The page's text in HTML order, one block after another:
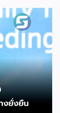
วังเป็นทาง
ตัว เสิร์ฟครบ
เสวนาให้
บคู่ธุรกิจทั้งใน
สิงหาคมนี้ ที่
พัดในงานราว
ดีกรมพัฒนา
Expo
Expo
ลูชั่นส์แบบครบ